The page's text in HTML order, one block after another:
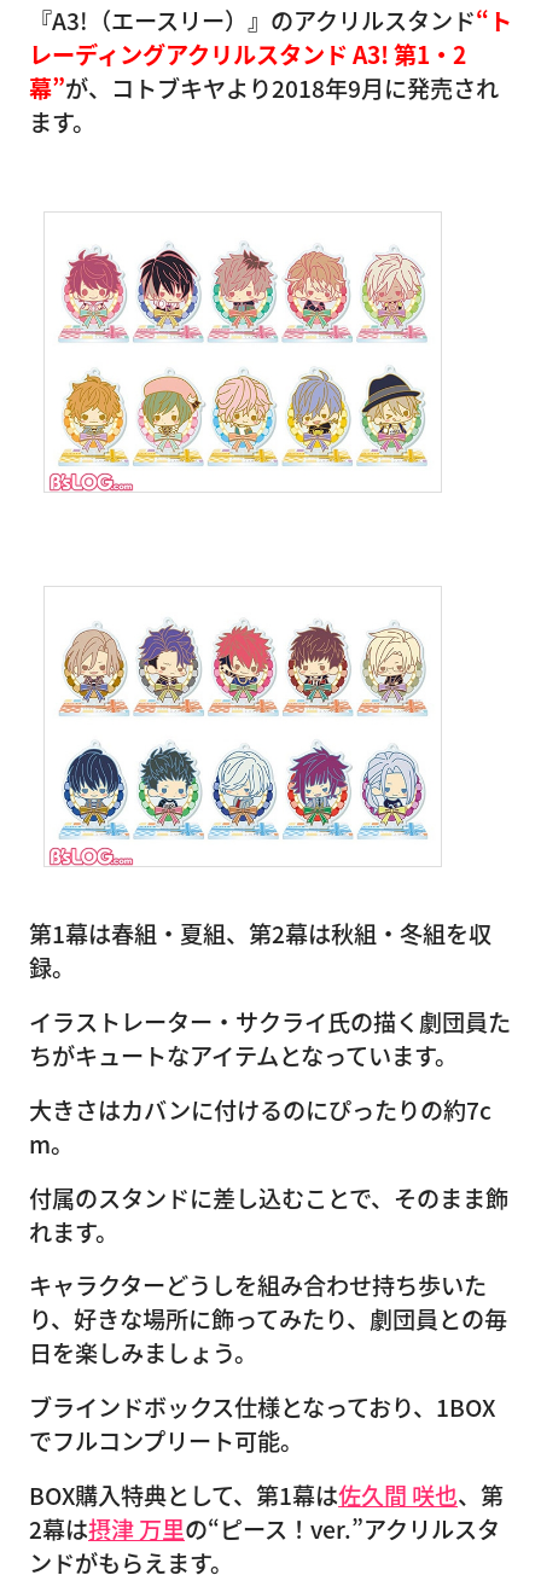
『A3!（エースリー）』のアクリルスタンド“ト
レーディングアクリルスタンド A3! 第1・2
幕”が、コトブキヤより2018年9月に発売され
ます。
第1幕は春組・夏組、第2幕は秋組・冬組を収
録。
イラストレーター・サクライ氏の描く劇団員た
ちがキュートなアイテムとなっています。
大きさはカバンに付けるのにぴったりの約7c
m。
付属のスタンドに差し込むことで、そのまま飾
れます。
キャラクターどうしを組み合わせ持ち歩いた
り、好きな場所に飾ってみたり、劇団員との毎
日を楽しみましょう。
ブラインドボックス仕様となっており、1BOX
でフルコンプリート可能。
BOX購入特典として、第1幕は佐久間 咲也、第
2幕は摂津 万里の“ピース！ver.”アクリルスタ
ンドがもらえます。